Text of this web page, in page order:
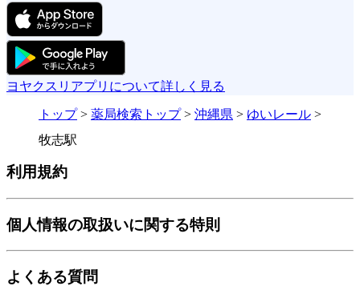
ヨヤクスリアプリについて詳しく見る
トップ> 薬局検索トップ> 沖縄県 > ゆいレール >
牧志駅
利用規約
個人情報の取扱いに関する特則
よくある質問